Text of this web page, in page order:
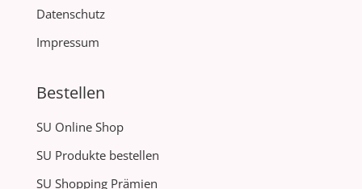
Datenschutz
Impressum
Bestellen
SU Online Shop
SU Produkte bestellen
SU Shopping Prämien